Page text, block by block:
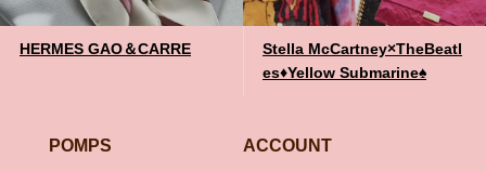
HERMES GAO＆CARRE
Stella McCartney×TheBeatl
es♦️Yellow Submarine♠️
POMPS ACCOUNT